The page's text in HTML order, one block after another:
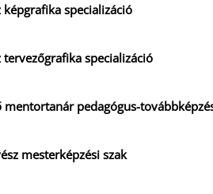
specializáció
specializáció
mentortanár pedagógus-
mesterképzési szak